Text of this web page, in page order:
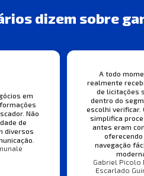
dizem sobre
em
Não
de
diversos
A todo
realmente
de licitações
dentro do
escolhi verificar.
simplifica
antes eram
oferecendo
navegação
Gabriel Picolo
Escarlado